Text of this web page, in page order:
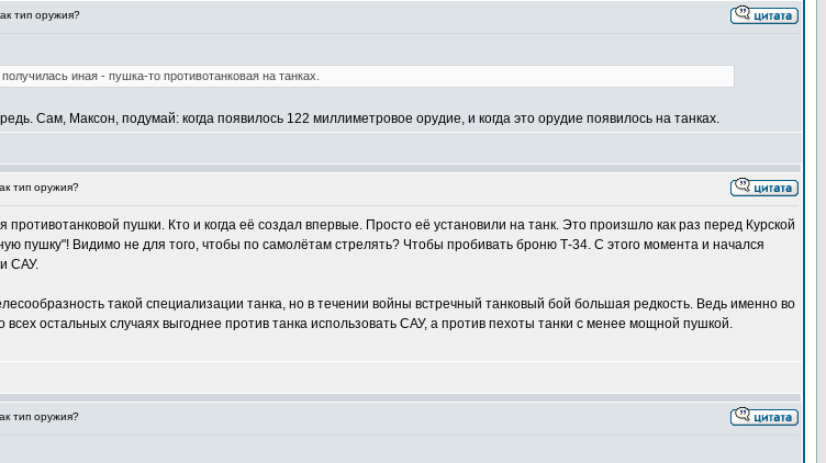
тип оружия?
иная - пушка-то противотанковая на танках.
Сам, Максон, подумай: когда появилось 122 миллиметровое орудие, и когда это орудие появилось на танках.
тип оружия?
пушки. Кто и когда её создал впервые. Просто её установили на танк. Это произшло как раз перед Курской
пушку"! Видимо не для того, чтобы по самолётам стрелять? Чтобы пробивать броню Т-34. С этого момента и начался
САУ.
такой специализации танка, но в течении войны встречный танковый бой большая редкость. Ведь именно во
остальных случаях выгоднее против танка использовать САУ, а против пехоты танки с менее мощной пушкой.
тип оружия?